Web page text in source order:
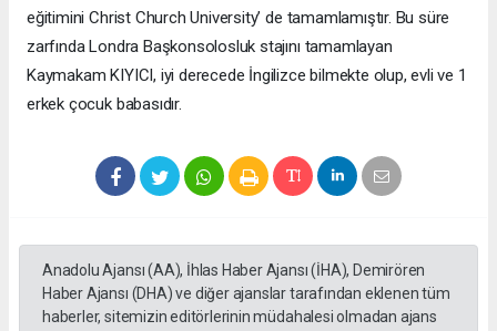
eğitimini Christ Church University’ de tamamlamıştır. Bu süre
zarfında Londra Başkonsolosluk stajını tamamlayan
Kaymakam KIYICI, iyi derecede İngilizce bilmekte olup, evli ve 1
erkek çocuk babasıdır.
Anadolu Ajansı (AA), İhlas Haber Ajansı (İHA), Demirören
Haber Ajansı (DHA) ve diğer ajanslar tarafından eklenen tüm
haberler, sitemizin editörlerinin müdahalesi olmadan ajans